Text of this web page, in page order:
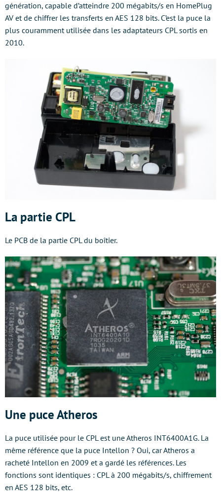
génération, capable d’atteindre 200 mégabits/s en HomePlug
AV et de chiffrer les transferts en AES 128 bits. C’est la puce la
plus couramment utilisée dans les adaptateurs CPL sortis en
2010.
La partie CPL
Le PCB de la partie CPL du boîtier.
Une puce Atheros
La puce utilisée pour le CPL est une Atheros INT6400A1G. La
même référence que la puce Intellon ? Oui, car Atheros a
racheté Intellon en 2009 et a gardé les références. Les
fonctions sont identiques : CPL à 200 mégabits/s, chiffrement
en AES 128 bits, etc.